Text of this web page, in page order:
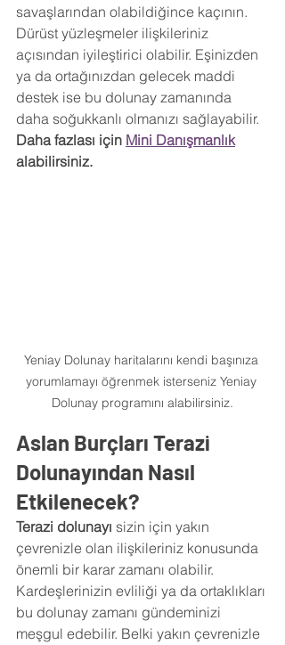
savaşlarından olabildiğince kaçının.
Dürüst yüzleşmeler ilişkileriniz
açısından iyileştirici olabilir. Eşinizden
ya da ortağınızdan gelecek maddi
destek ise bu dolunay zamanında
daha soğukkanlı olmanızı sağlayabilir.
Daha fazlası için Mini Danışmanlık
alabilirsiniz.
Yeniay Dolunay haritalarını kendi başınıza
yorumlamayı öğrenmek isterseniz Yeniay
Dolunay programını alabilirsiniz.
Aslan Burçları Terazi
Dolunayından Nasıl
Etkilenecek?
Terazi dolunayı sizin için yakın
çevrenizle olan ilişkileriniz konusunda
önemli bir karar zamanı olabilir.
Kardeşlerinizin evliliği ya da ortaklıkları
bu dolunay zamanı gündeminizi
meşgul edebilir. Belki yakın çevrenizle